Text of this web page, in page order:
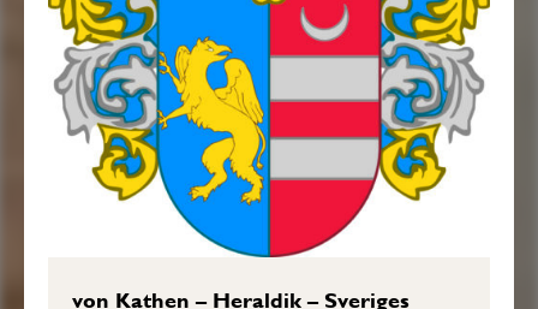
von Kathen – Heraldik – Sveriges